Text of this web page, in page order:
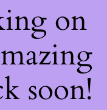
on
soon!